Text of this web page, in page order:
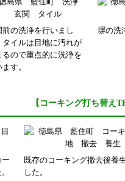
前の洗浄を行いまし
タイルは目地に汚れが
るので重点的に洗浄を
す。
塀の洗
【コーキング打ち替え
既存のコーキング撤去後養
した。